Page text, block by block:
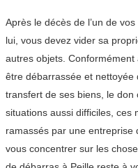
Après le décès de l’un de
lui, vous devez vider sa
autres objets.
être débarrassée et nettoyée
transfert de ses biens, le don
situations aussi difficiles, ces
ramassés par une
vous concentrer sur les